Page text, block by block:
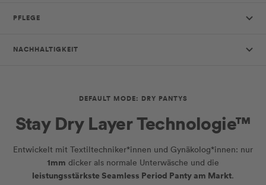
PFLEGE
NACHHALTIGKEIT
DEFAULT MODE: DRY PANTYS
Stay Dry Layer Technologie™
Entwickelt mit Textiltechniker*innen und Gynäkolog*innen: nur
1mm dicker als normale Unterwäsche und die
leistungsstärkste Seamless Period Panty am Markt.